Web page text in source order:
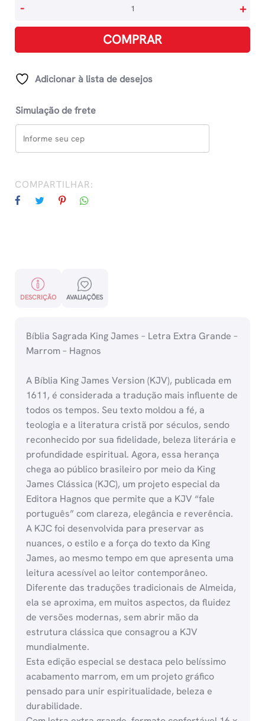
King
James
Letra
Grande
-
Marrom
quantidade
- +
COMPRAR
Adicionar à lista de desejos
Simulação de frete
COMPARTILHAR:
DESCRIÇÃO AVALIAÇÕES
Bíblia Sagrada King James – Letra Extra Grande –
Marrom – Hagnos
A Bíblia King James Version (KJV), publicada em
1611, é considerada a tradução mais influente de
todos os tempos. Seu texto moldou a fé, a
teologia e a literatura cristã por séculos, sendo
reconhecido por sua fidelidade, beleza literária e
profundidade espiritual. Agora, essa herança
chega ao público brasileiro por meio da King
James Clássica (KJC), um projeto especial da
Editora Hagnos que permite que a KJV “fale
português” com clareza, elegância e reverência.
A KJC foi desenvolvida para preservar as
nuances, o estilo e a força do texto da King
James, ao mesmo tempo em que apresenta uma
leitura acessível ao leitor contemporâneo.
Diferente das traduções tradicionais de Almeida,
ela se aproxima, em muitos aspectos, da fluidez
de versões modernas, sem abrir mão da
estrutura clássica que consagrou a KJV
mundialmente.
Esta edição especial se destaca pelo belíssimo
acabamento marrom, em um projeto gráfico
pensado para unir espiritualidade, beleza e
durabilidade.